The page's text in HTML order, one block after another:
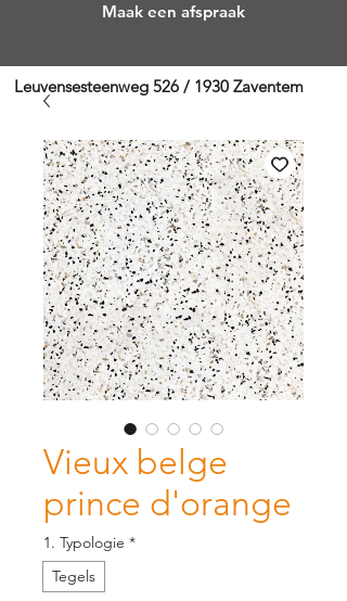
Maak een afspraak
Leuvensesteenweg 526 / 1930 Zaventem
Vieux belge
prince d'orange
1. Typologie *
Tegels